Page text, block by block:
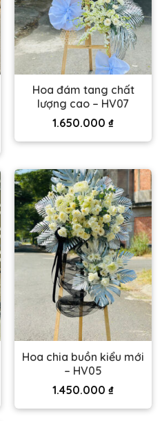
Hoa đám tang chất
lượng cao – HV07
1.650.000 ₫
Hoa chia buồn kiểu mới
– HV05
1.450.000 ₫